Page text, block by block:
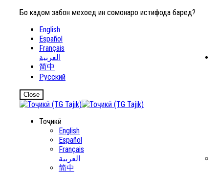
Бо кадом забон мехоҳед ин сомонаро истифода баред?
English
Español
Français
العربية
简中
Русский
Close
Тоҷикӣ
English
Español
Français
العربية
简中